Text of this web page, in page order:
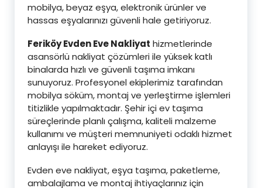
mobilya, beyaz eşya, elektronik ürünler ve
hassas eşyalarınızı güvenli hale getiriyoruz.
Feriköy Evden Eve Nakliyat hizmetlerinde
asansörlü nakliyat çözümleri ile yüksek katlı
binalarda hızlı ve güvenli taşıma imkanı
sunuyoruz. Profesyonel ekiplerimiz tarafından
mobilya söküm, montaj ve yerleştirme işlemleri
titizlikle yapılmaktadır. Şehir içi ev taşıma
süreçlerinde planlı çalışma, kaliteli malzeme
kullanımı ve müşteri memnuniyeti odaklı hizmet
anlayışı ile hareket ediyoruz.
Evden eve nakliyat, eşya taşıma, paketleme,
ambalajlama ve montaj ihtiyaçlarınız için